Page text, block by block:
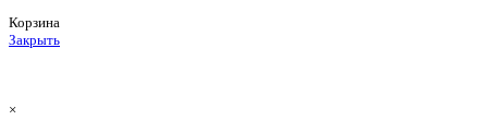
Корзина
Закрыть
×